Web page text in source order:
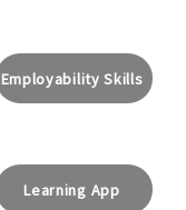
Employability Skills
Learning App